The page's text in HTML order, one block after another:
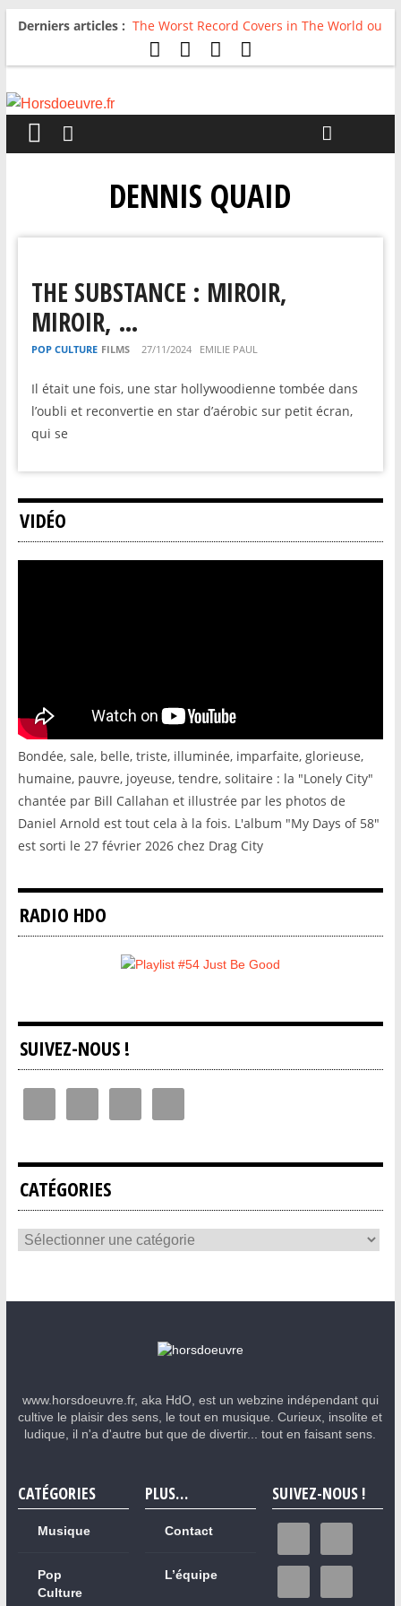
Derniers articles : The Worst Record Covers in The World ou
Comment rire du pire
Avril 2026 : C’est dans les vieux pots
For The First Time, Again : Tyler Ballgame
DENNIS QUAID
THE SUBSTANCE : MIROIR,
MIROIR, …
POP CULTURE FILMS 27/11/2024 EMILIE PAUL
Il était une fois, une star hollywoodienne tombée dans
l’oubli et reconvertie en star d’aérobic sur petit écran,
qui se
VIDÉO
Bondée, sale, belle, triste, illuminée, imparfaite, glorieuse,
humaine, pauvre, joyeuse, tendre, solitaire : la "Lonely City"
chantée par Bill Callahan et illustrée par les photos de
Daniel Arnold est tout cela à la fois. L'album "My Days of 58"
est sorti le 27 février 2026 chez Drag City
RADIO HDO
SUIVEZ-NOUS !
CATÉGORIES
www.horsdoeuvre.fr, aka HdO, est un webzine indépendant qui
cultive le plaisir des sens, le tout en musique. Curieux, insolite et
ludique, il n'a d'autre but que de divertir... tout en faisant sens.
CATÉGORIES
Musique
Pop
Culture
PLUS…
Contact
L’équipe
SUIVEZ-NOUS !